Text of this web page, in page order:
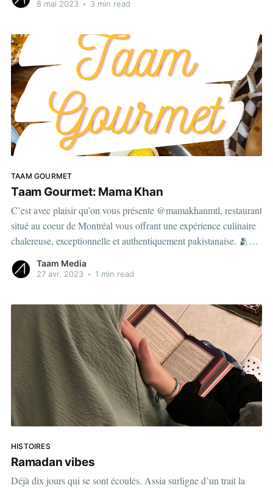
8 mai 2023 • 3 min read
TAAM GOURMET
Taam Gourmet: Mama Khan
C’est avec plaisir qu’on vous présente @mamakhanmtl, restaurant
situé au coeur de Montréal vous offrant une expérience culinaire
chalereuse, exceptionnelle et authentiquement pakistanaise. 🫂
pakistanaise? Dites-nous dans les commentaires 👇🏾 🥙Restez à
Taam Media
27 avr. 2023 • 1 min read
HISTOIRES
Ramadan vibes
Déjà dix jours qui se sont écoulés. Assia surligne d’un trait la